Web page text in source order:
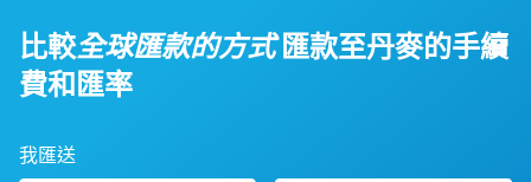
比較全球匯款的方式匯款至丹麥的手續
費和匯率
我匯送